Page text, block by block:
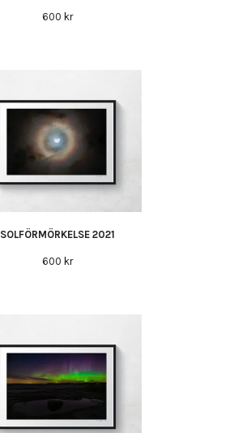
600 kr
SOLFÖRMÖRKELSE 2021
600 kr